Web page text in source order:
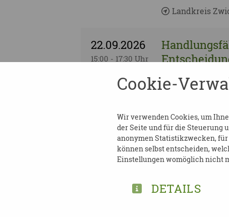
Landkreis
22.09.2026
15:00 - 17:30 Uhr
Landkreis
22.09.2026
15:00 - 17:30 Uhr
Landkreis
15:00 - 17:30 Uhr
Cookie-
Wir verwenden Cookies, um
der Seite und für die Steuerung
anonymen Statistikzwecken,
können selbst entscheiden,
Einstellungen womöglich nicht
DETAILS